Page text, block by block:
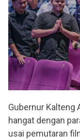
Gubernur Kalteng
hangat dengan
usai pemutaran